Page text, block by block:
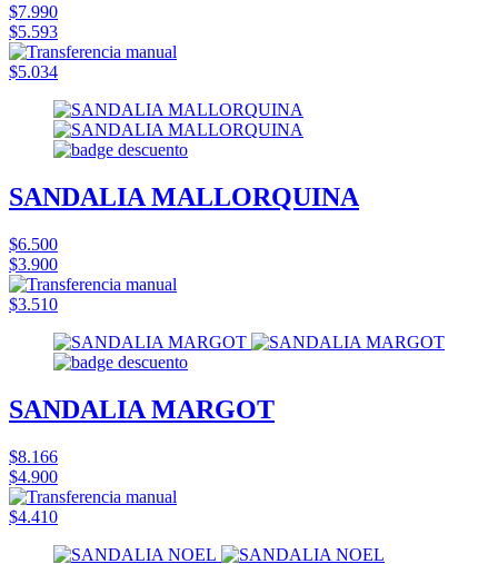
$7.990
$5.593
$5.034
SANDALIA MALLORQUINA
$6.500
$3.900
$3.510
SANDALIA MARGOT
$8.166
$4.900
$4.410